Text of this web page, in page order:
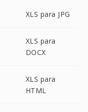
XLS para JPG
XLS para
DOCX
XLS para
HTML